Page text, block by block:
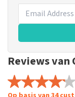
Reviews van